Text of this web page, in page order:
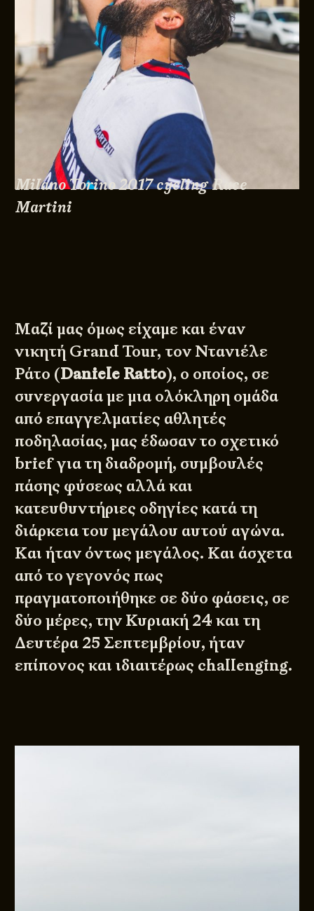
Milano Torino 2017 cycling Race
Martini
Μαζί μας όμως είχαμε και έναν
νικητή Grand Tour, τον Ντανιέλε
Ράτο (Daniele Ratto), ο οποίος, σε
συνεργασία με μια ολόκληρη ομάδα
από επαγγελματίες αθλητές
ποδηλασίας, μας έδωσαν το σχετικό
brief για τη διαδρομή, συμβουλές
πάσης φύσεως αλλά και
κατευθυντήριες οδηγίες κατά τη
διάρκεια του μεγάλου αυτού αγώνα.
Και ήταν όντως μεγάλος. Και άσχετα
από το γεγονός πως
πραγματοποιήθηκε σε δύο φάσεις, σε
δύο μέρες, την Κυριακή 24 και τη
Δευτέρα 25 Σεπτεμβρίου, ήταν
επίπονος και ιδιαιτέρως challenging.